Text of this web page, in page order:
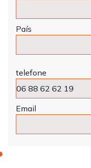
País
telefone
Email